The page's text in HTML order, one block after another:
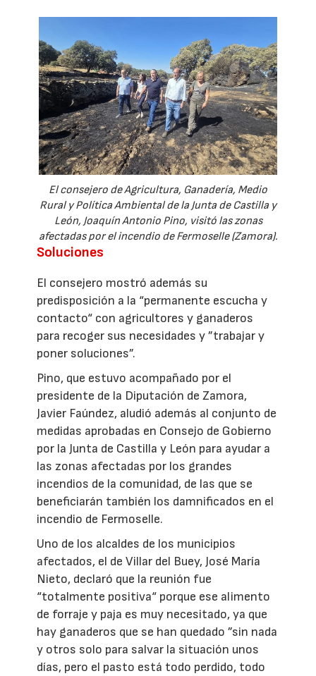
El consejero de Agricultura, Ganadería, Medio
Rural y Política Ambiental de la Junta de Castilla y
León, Joaquín Antonio Pino, visitó las zonas
afectadas por el incendio de Fermoselle (Zamora).
Soluciones
El consejero mostró además su
predisposición a la “permanente escucha y
contacto“ con agricultores y ganaderos
para recoger sus necesidades y ”trabajar y
poner soluciones”.
Pino, que estuvo acompañado por el
presidente de la Diputación de Zamora,
Javier Faúndez, aludió además al conjunto de
medidas aprobadas en Consejo de Gobierno
por la Junta de Castilla y León para ayudar a
las zonas afectadas por los grandes
incendios de la comunidad, de las que se
beneficiarán también los damnificados en el
incendio de Fermoselle.
Uno de los alcaldes de los municipios
afectados, el de Villar del Buey, José María
Nieto, declaró que la reunión fue
“totalmente positiva“ porque ese alimento
de forraje y paja es muy necesitado, ya que
hay ganaderos que se han quedado ”sin nada
y otros solo para salvar la situación unos
días, pero el pasto está todo perdido, todo